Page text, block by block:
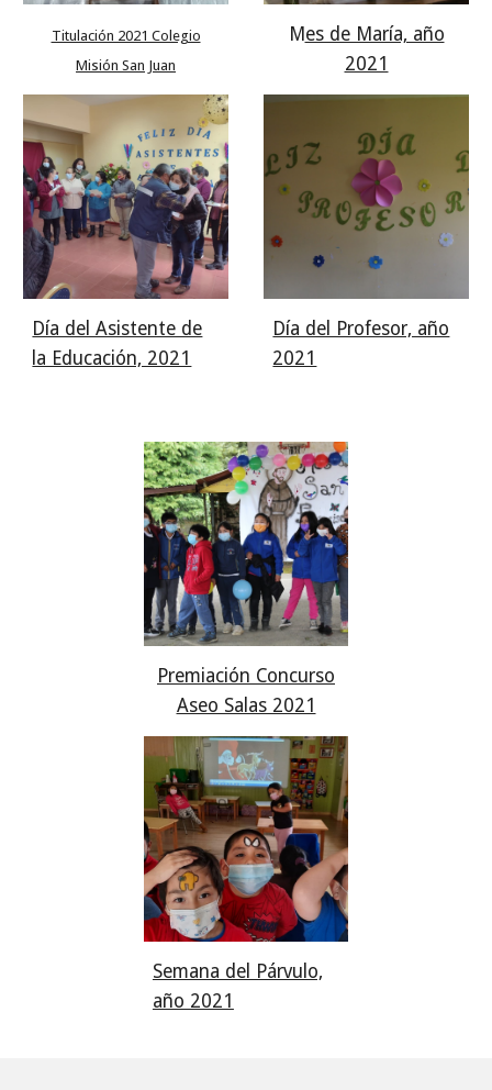
Titulación 2021 Colegio
Misión San Juan
Día del Asistente de
la Educación, 2021
M es de María, año
2021
Día del Profesor, año
2021
Premiación Concurso
Aseo Salas 2021
Semana del Párvulo,
año 2021